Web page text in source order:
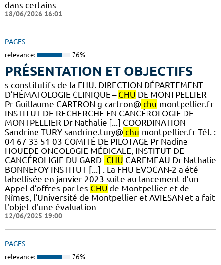
dans certains
18/06/2026 16:01
PAGES
relevance: 76%
PRÉSENTATION ET OBJECTIFS
s constitutifs de la FHU. DIRECTION DÉPARTEMENT
D’HÉMATOLOGIE CLINIQUE – CHU DE MONTPELLIER
Pr Guillaume CARTRON g-cartron@ chu-montpellier.fr
INSTITUT DE RECHERCHE EN CANCÉROLOGIE DE
MONTPELLIER Dr Nathalie [...] COORDINATION
Sandrine TURY sandrine.tury@ chu-montpellier.fr Tél. :
04 67 33 51 03 COMITÉ DE PILOTAGE Pr Nadine
HOUEDE ONCOLOGIE MÉDICALE, INSTITUT DE
CANCÉROLIGIE DU GARD- CHU CAREMEAU Dr Nathalie
BONNEFOY INSTITUT [...] . La FHU EVOCAN-2 a été
labellisée en janvier 2023 suite au lancement d’un
Appel d’offres par les CHU de Montpellier et de
Nîmes, l’Université de Montpellier et AVIESAN et a fait
l'objet d'une évaluation
12/06/2025 19:00
PAGES
relevance: 76%